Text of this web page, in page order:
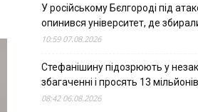
У російському Бєлгороді під
опинився університет, де
10:59 07.08.2026
Стефанішину підозрюють у
збагаченні і просять 13
08:42 06.08.2026